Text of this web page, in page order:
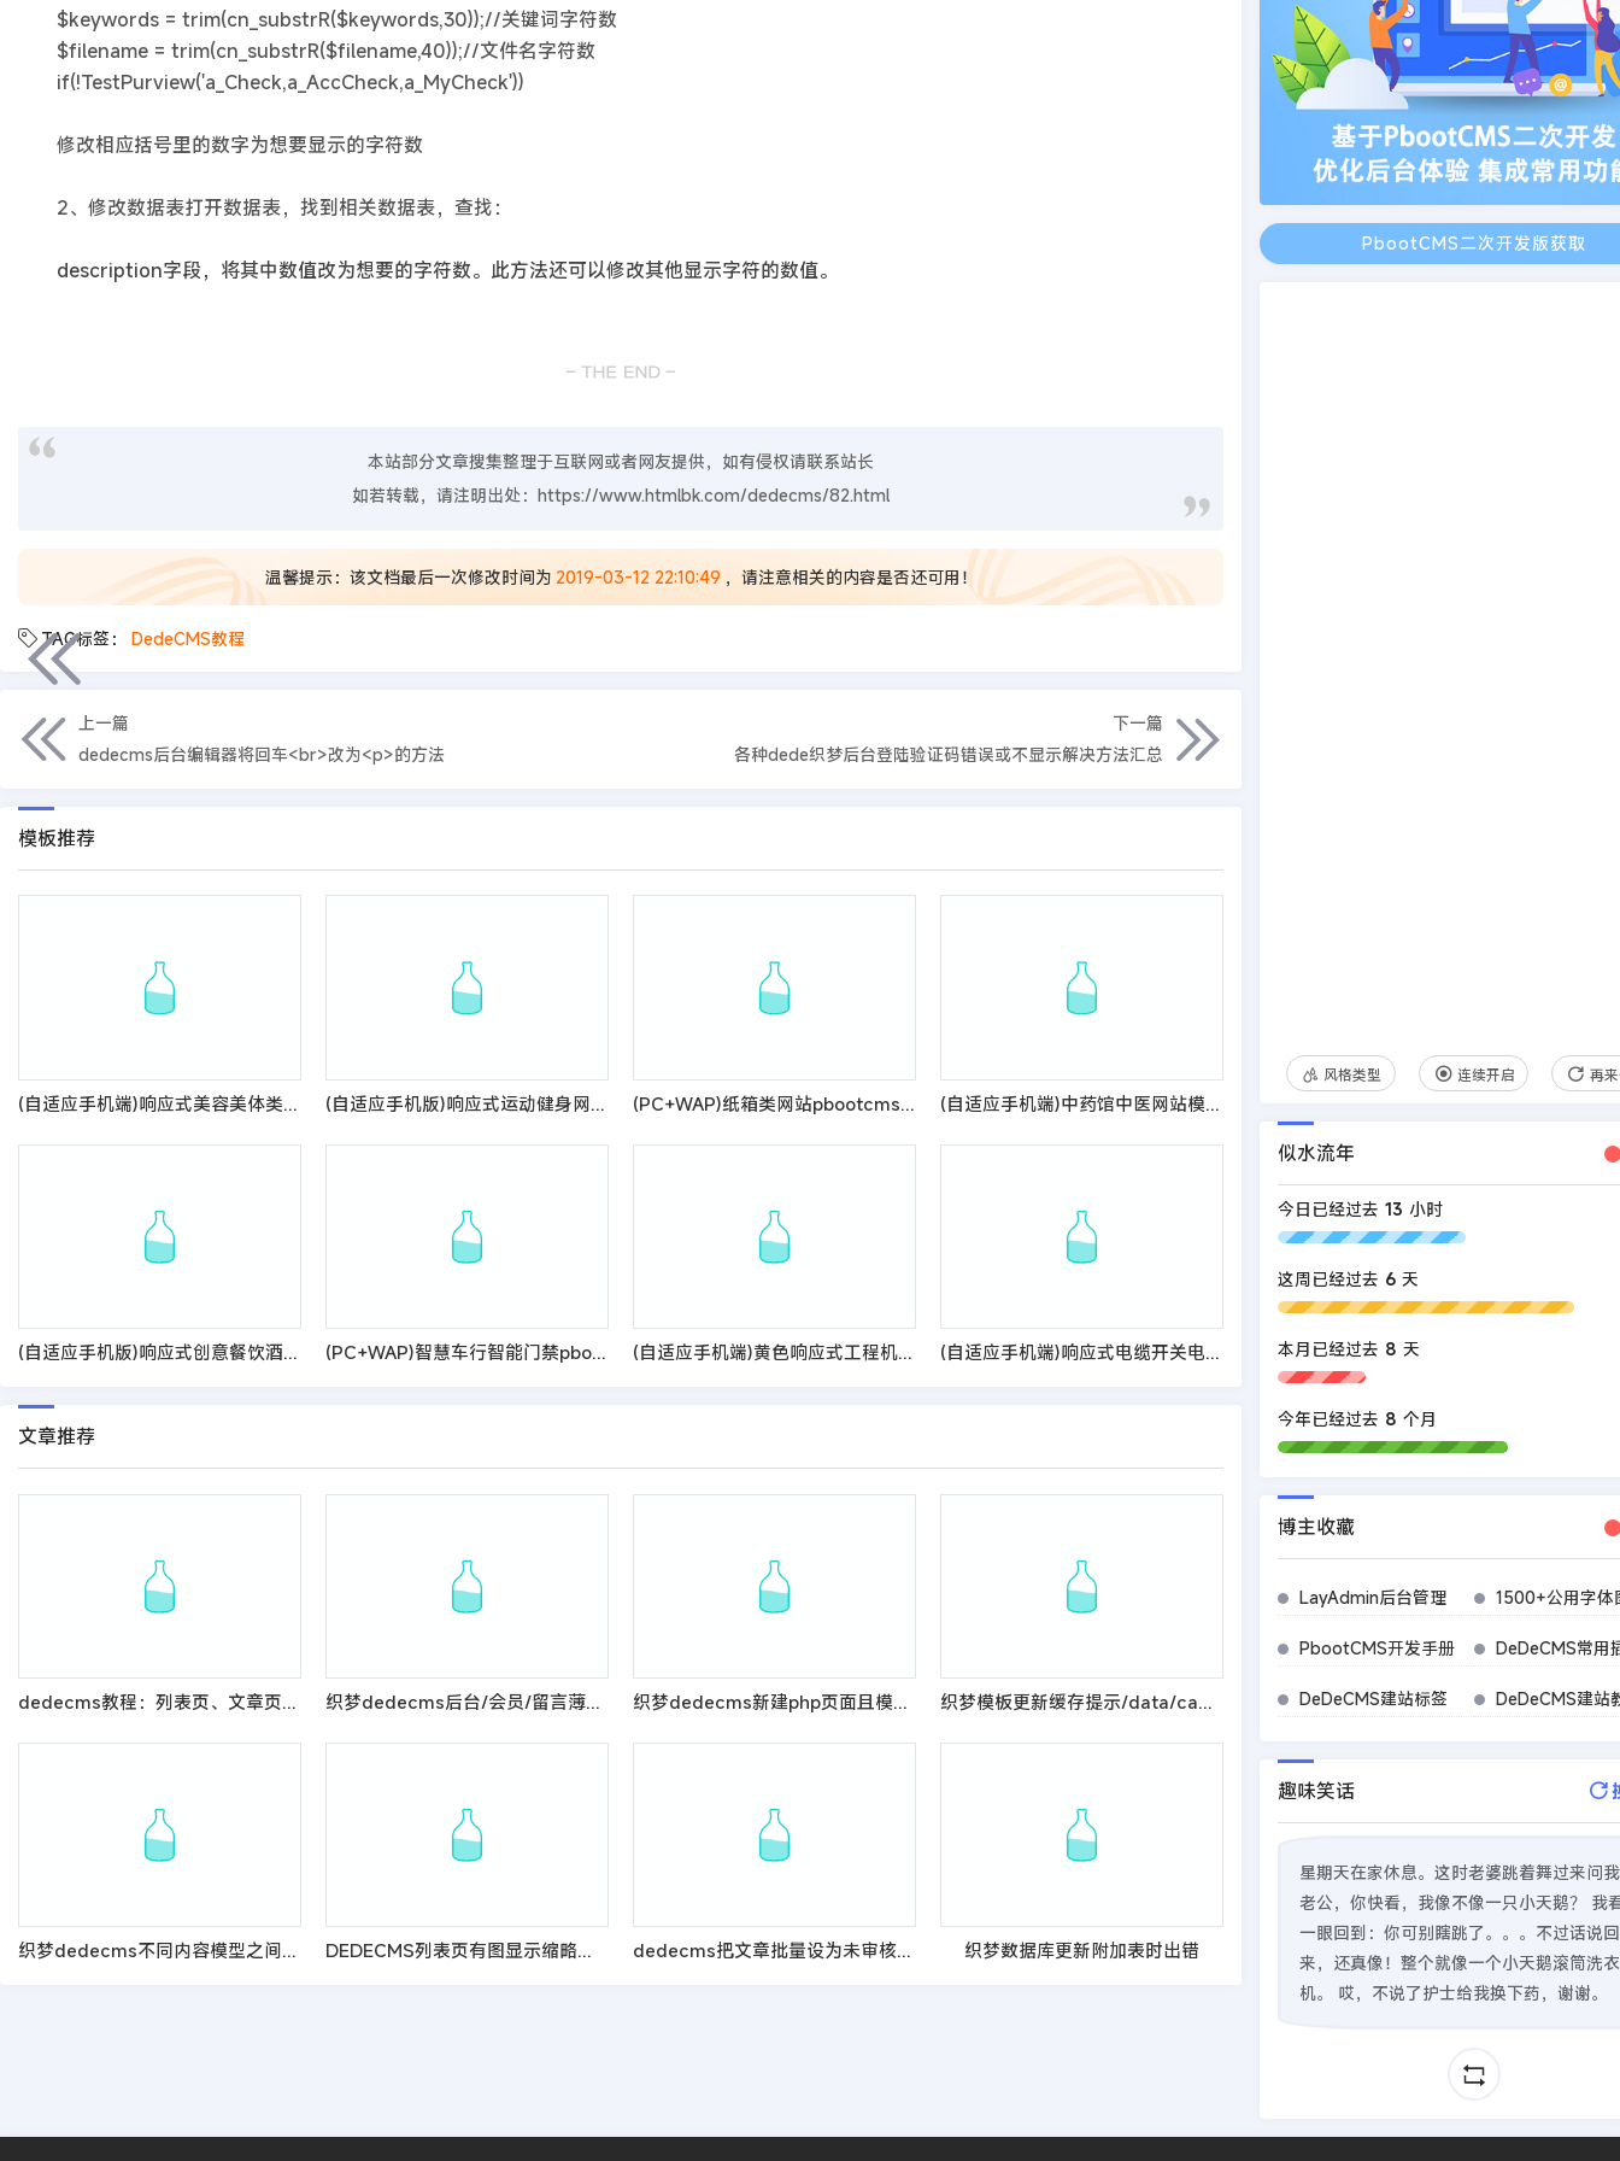
$keywords = trim(cn_substrR($keywords,30));//关键词字符数
$filename = trim(cn_substrR($filename,40));//文件名字符数
if(!TestPurview('a_Check,a_AccCheck,a_MyCheck'))
修改相应括号里的数字为想要显示的字符数
2、修改数据表打开数据表，找到相关数据表，查找：
description字段，将其中数值改为想要的字符数。此方法还可以修改其他显示字符的数值。
本站部分文章搜集整理于互联网或者网友提供，如有侵权请联系站长
如若转载，请注明出处： https://www.htmlbk.com/dedecms/82.html
温馨提示：该文档最后一次修改时间为 2019-03-12 22:10:49 ，请注意相关的内容是否还可用！
TAG标签： DedeCMS教程
上一篇
dedecms后台编辑器将回车<br>改为<p>的方法
下一篇
各种dede织梦后台登陆验证码错误或不显示解决方法汇总
模板推荐
(自适应手机端)响应式美容美体类网站pbootcms模板 HTML5美容养生会所网站源码 (自适应手机版)响应式运动健身网站pbootcms模板 健身瑜伽俱乐部网站源码 (PC+WAP)纸箱类网站pbootcms模板 纸盒包装材料网站源码 (自适应手机端)中药馆中医网站模板
(自适应手机版)响应式创意餐饮酒店装饰设计类网站pbootcms模板 html5蓝色餐饮酒店设计网站源码 (PC+WAP)智慧车行智能门禁pbootcms网站模板 智能科技公司网站源码 (自适应手机端)黄色响应式工程机械设备pbootcms网站模板 HTML5挖掘机网站源码 (自适应手机端)响应式电缆开关电力设备网站模板
文章推荐
dedecms教程：列表页、文章页调用所有顶级栏目文章的方法 织梦dedecms后台/会员/留言薄验证码关闭 织梦dedecms新建php页面且模板支持读取标签 织梦模板更新缓存提示/data/cache/inc_catalog_base.inc没有
织梦dedecms不同内容模型之间移动文档的方法 DEDECMS列表页有图显示缩略图,无图片不显示的方法 dedecms把文章批量设为未审核的办法 织梦数据库更新附加表时出错
PbootCMS二次开发版获取
风格类型 连续开启 再
似水流年
今日已经过去 13 小时
这周已经过去 6 天
本月已经过去 8 天
今年已经过去 8 个月
博主收藏
LayAdmin后台管理 1500+公用字体
PbootCMS开发手册 DeDeCMS常用
DeDeCMS建站标签 DeDeCMS建站
趣味笑话
星期天在家休息。这时老婆跳着舞过来问
老公，你快看，我像不像一只小天鹅？ 我
一眼回到：你可别瞎跳了。。。不过话说回
来，还真像！整个就像一个小天鹅滚筒洗衣
机。 哎，不说了护士给我换下药，谢谢。